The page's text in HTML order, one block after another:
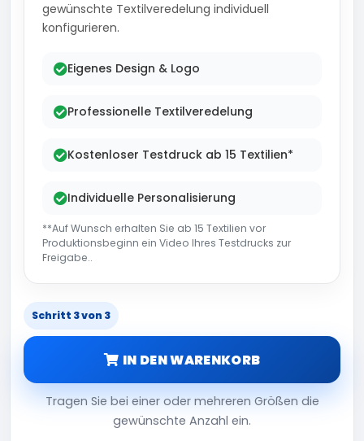
gewünschte Textilveredelung individuell
konfigurieren.
Eigenes Design & Logo
Professionelle Textilveredelung
Kostenloser Testdruck ab 15 Textilien*
Individuelle Personalisierung
**Auf Wunsch erhalten Sie ab 15 Textilien vor
Produktionsbeginn ein Video Ihres Testdrucks zur
Freigabe..
Schritt 3 von 3
IN DEN WARENKORB
Tragen Sie bei einer oder mehreren Größen die
gewünschte Anzahl ein.